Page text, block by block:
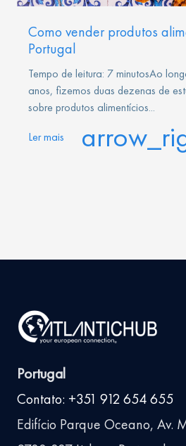
Como vender produtos
Portugal
Tempo de leitura: 7 minutosAo
anos, fizemos duas dezenas de
sobre produtos alimentícios...
Ler mais
Portugal
Contato: +351 912 654 655
Edifício Parque Oceano, Av.